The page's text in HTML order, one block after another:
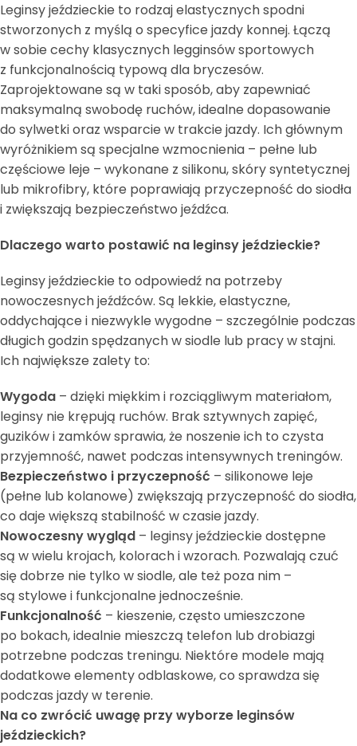
Leginsy jeździeckie to rodzaj elastycznych spodni
stworzonych z myślą o specyfice jazdy konnej. Łączą
w sobie cechy klasycznych legginsów sportowych
z funkcjonalnością typową dla bryczesów.
Zaprojektowane są w taki sposób, aby zapewniać
maksymalną swobodę ruchów, idealne dopasowanie
do sylwetki oraz wsparcie w trakcie jazdy. Ich głównym
wyróżnikiem są specjalne wzmocnienia – pełne lub
częściowe leje – wykonane z silikonu, skóry syntetycznej
lub mikrofibry, które poprawiają przyczepność do siodła
i zwiększają bezpieczeństwo jeźdźca.
Dlaczego warto postawić na leginsy jeździeckie?
Leginsy jeździeckie to odpowiedź na potrzeby
nowoczesnych jeźdźców. Są lekkie, elastyczne,
oddychające i niezwykle wygodne – szczególnie podczas
długich godzin spędzanych w siodle lub pracy w stajni.
Ich największe zalety to:
Wygoda – dzięki miękkim i rozciągliwym materiałom,
leginsy nie krępują ruchów. Brak sztywnych zapięć,
guzików i zamków sprawia, że noszenie ich to czysta
przyjemność, nawet podczas intensywnych treningów.
Bezpieczeństwo i przyczepność – silikonowe leje
(pełne lub kolanowe) zwiększają przyczepność do siodła,
co daje większą stabilność w czasie jazdy.
Nowoczesny wygląd – leginsy jeździeckie dostępne
są w wielu krojach, kolorach i wzorach. Pozwalają czuć
się dobrze nie tylko w siodle, ale też poza nim –
są stylowe i funkcjonalne jednocześnie.
Funkcjonalność – kieszenie, często umieszczone
po bokach, idealnie mieszczą telefon lub drobiazgi
potrzebne podczas treningu. Niektóre modele mają
dodatkowe elementy odblaskowe, co sprawdza się
podczas jazdy w terenie.
Na co zwrócić uwagę przy wyborze leginsów
jeździeckich?